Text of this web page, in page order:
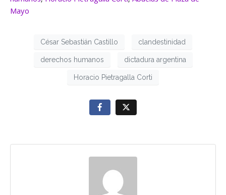
Mayo
César Sebastián Castillo clandestinidad
derechos humanos dictadura argentina
Horacio Pietragalla Corti